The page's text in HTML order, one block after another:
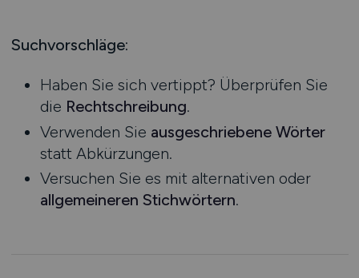
Schienen- / Straßen- / Luft- / Seefracht
Supply Chain Management
Vertrieb / Verkauf / Handel
Zoll / Behörden
Sonstige
Mecklenburg-Vorpommern
Nordrhein-Westfalen
Rheinland-Pfalz
Saarland
Sachsen
Sachsen-Anhalt
Schleswig-Holstein
Suchvorschläge:
Haben Sie sich vertippt? Überprüfen Sie
die Rechtschreibung.
Verwenden Sie ausgeschriebene Wörter
statt Abkürzungen.
Versuchen Sie es mit alternativen oder
allgemeineren Stichwörtern.